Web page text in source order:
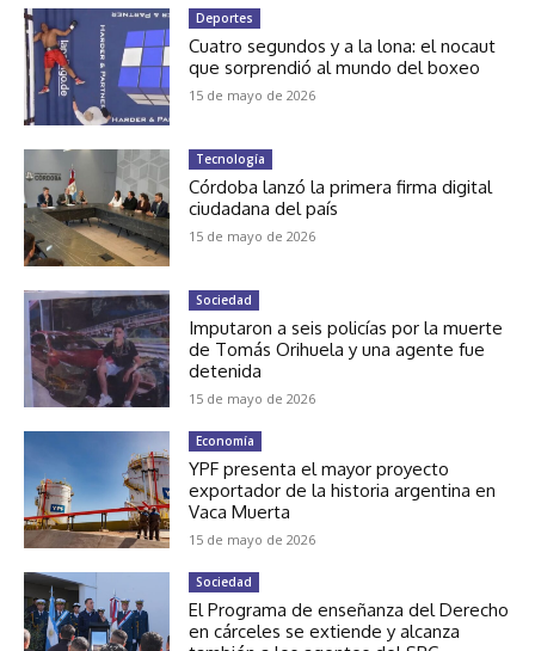
Deportes
Cuatro segundos y a la lona: el nocaut
que sorprendió al mundo del boxeo
15 de mayo de 2026
Tecnología
Córdoba lanzó la primera firma digital
ciudadana del país
15 de mayo de 2026
Sociedad
Imputaron a seis policías por la muerte
de Tomás Orihuela y una agente fue
detenida
15 de mayo de 2026
Economía
YPF presenta el mayor proyecto
exportador de la historia argentina en
Vaca Muerta
15 de mayo de 2026
Sociedad
El Programa de enseñanza del Derecho
en cárceles se extiende y alcanza